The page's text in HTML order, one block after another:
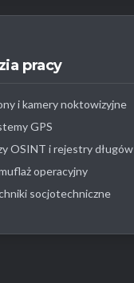
pracy
i kamery noktowizyjne
GPS
OSINT i rejestry długów
operacyjny
socjotechniczne